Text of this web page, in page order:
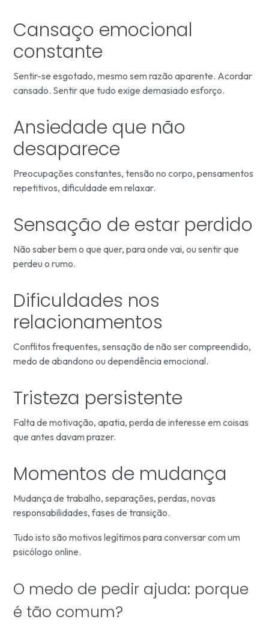
Cansaço emocional
constante
Sentir-se esgotado, mesmo sem razão aparente. Acordar
cansado. Sentir que tudo exige demasiado esforço.
Ansiedade que não
desaparece
Preocupações constantes, tensão no corpo, pensamentos
repetitivos, dificuldade em relaxar.
Sensação de estar perdido
Não saber bem o que quer, para onde vai, ou sentir que
perdeu o rumo.
Dificuldades nos
relacionamentos
Conflitos frequentes, sensação de não ser compreendido,
medo de abandono ou dependência emocional.
Tristeza persistente
Falta de motivação, apatia, perda de interesse em coisas
que antes davam prazer.
Momentos de mudança
Mudança de trabalho, separações, perdas, novas
responsabilidades, fases de transição.
Tudo isto são motivos legítimos para conversar com um
psicólogo online.
O medo de pedir ajuda: porque
é tão comum?